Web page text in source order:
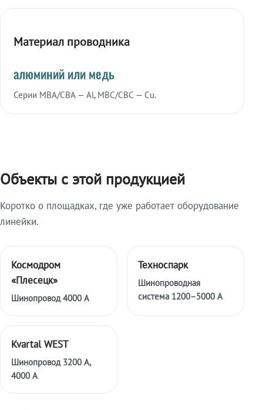
Материал проводника
алюминий или медь
Серии МВА/СВА — Al, МВС/СВС — Cu.
Объекты с этой продукцией
Коротко о площадках, где уже работает оборудование
линейки.
Космодром
«Плесецк»
Шинопровод 4000 А
Техноспарк
Шинопроводная
система 1200–5000 А
Kvartal WEST
Шинопровод 3200 А,
4000 А